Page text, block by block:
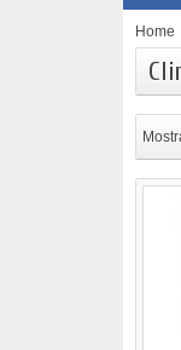
Home